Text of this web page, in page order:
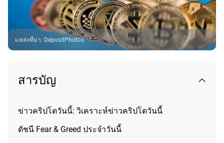
แหล่งที่มา: DepositPhotos
สารบัญ
ข่าวคริปโตวันนี้: วิเคราะห์ข่าวคริปโตวันนี้
ดัชนี Fear & Greed ประจำวันนี้